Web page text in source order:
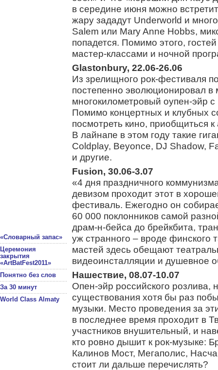
«Словарный запас»
Церемония
закрытия
«ArtBatFest2011»
Понятно без слов
За 30 минут
World Class Almaty
в середине июня можно
жару зададут Underworld и
Salem или Mary Anne Hobbs,
попадется. Помимо этого,
мастер-классами и ночной
Glastonbury, 22.06-26.06
Из зрелищного рок-фестиваля
постепенно эволюционировал
многокилометровый оупен-эйр
Помимо концертных и клубных
посмотреть кино, приобщиться
В лайнапе в этом году такие
Coldplay, Beyonce, DJ Shadow,
и другие.
Fusion, 30.06-3.07
«4 дня праздничного
девизом проходит этот в
фестиваль. Ежегодно он
60 000 поклонников самой
драм-н-бейса до брейкбита,
уж странного – вроде финского
мастей здесь обещают
видеоинсталляции и
Нашествие, 08.07-10.07
Опен-эйр российского розлива,
существования хотя бы раз
музыки. Место проведения за
в последнее время проходит в
участников внушительный, и
кто ровно дышит к рок-музыке:
Калинов Мост, Мегаполис,
стоит ли дальше перечислять?